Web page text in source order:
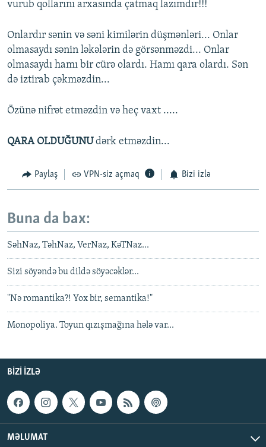
vurub qollarını arxasında çatmaq lazımdır!!!
Onlardır sənin və səni kimilərin düşmənləri... Onlar
olmasaydı sənin ləkələrin də görsənməzdi... Onlar
olmasaydı hamı bir cürə olardı. Hamı qara olardı. Sən
də iztirab çəkməzdin...
Özünə nifrət etməzdin və heç vaxt .....
QARA OLDUĞUNU dərk etməzdin...
Paylaş VPN-siz açmaq Bizi izlə
Buna da bax:
SəhNaz, TəhNaz, VerNaz, KəTNaz...
Sizi söyəndə bu dildə söyəcəklər...
"Nə romantika?! Yox bir, semantika!"
Monopoliya. Toyun qızışmağına hələ var...
BIZI IZLƏ
MƏLUMAT